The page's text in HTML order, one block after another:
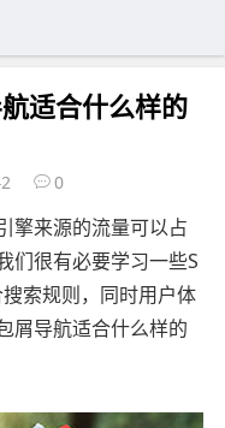
适合什么样的
0
擎来源的流量可以占
们很有必要学习一些S
索规则，同时用户体
屑导航适合什么样的